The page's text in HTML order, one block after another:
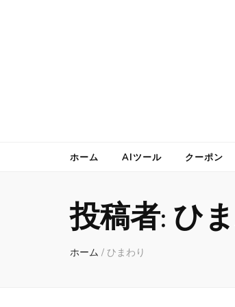
ホーム AIツール クーポン
投稿者: ひ
ホーム / ひまわり